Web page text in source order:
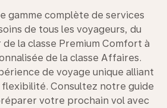
gamme complète de services
de tous les voyageurs, du
la classe Premium Comfort à
de la classe Affaires.
de voyage unique alliant
Consultez notre guide
votre prochain vol avec